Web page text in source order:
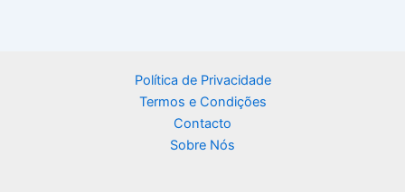
Política de Privacidade
Termos e Condições
Contacto
Sobre Nós